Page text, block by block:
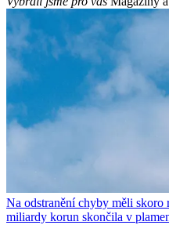
Na odstranění chyby měli skoro
miliardy korun skončila v